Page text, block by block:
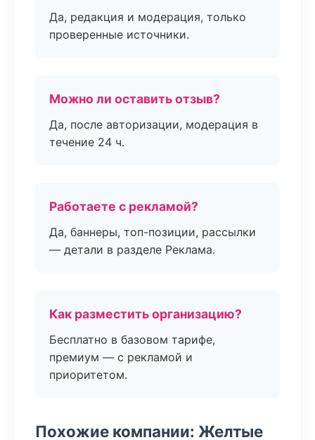
Да, редакция и модерация, только
проверенные источники.
Можно ли оставить отзыв?
Да, после авторизации, модерация в
течение 24 ч.
Работаете с рекламой?
Да, баннеры, топ-позиции, рассылки
— детали в разделе Реклама.
Как разместить организацию?
Бесплатно в базовом тарифе,
премиум — с рекламой и
приоритетом.
Похожие компании: Желтые